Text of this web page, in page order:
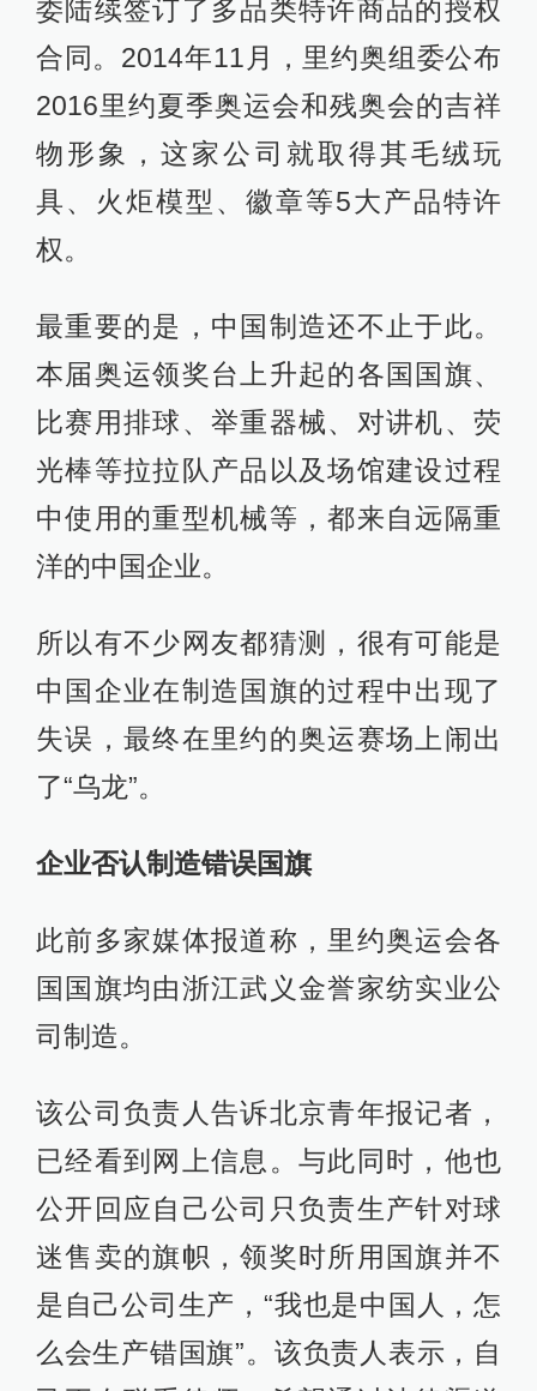
委陆续签订了多品类特许商品的授权
合同。2014年11月，里约奥组委公布
2016里约夏季奥运会和残奥会的吉祥
物形象，这家公司就取得其毛绒玩
具、火炬模型、徽章等5大产品特许
权。
最重要的是，中国制造还不止于此。
本届奥运领奖台上升起的各国国旗、
比赛用排球、举重器械、对讲机、荧
光棒等拉拉队产品以及场馆建设过程
中使用的重型机械等，都来自远隔重
洋的中国企业。
所以有不少网友都猜测，很有可能是
中国企业在制造国旗的过程中出现了
失误，最终在里约的奥运赛场上闹出
了“乌龙”。
企业否认制造错误国旗
此前多家媒体报道称，里约奥运会各
国国旗均由浙江武义金誉家纺实业公
司制造。
该公司负责人告诉北京青年报记者，
已经看到网上信息。与此同时，他也
公开回应自己公司只负责生产针对球
迷售卖的旗帜，领奖时所用国旗并不
是自己公司生产，“我也是中国人，怎
么会生产错国旗”。该负责人表示，自